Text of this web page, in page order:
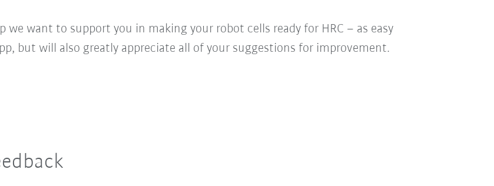
we want to support you in making your robot cells ready for HRC – as easy
but will also greatly appreciate all of your suggestions for improvement.